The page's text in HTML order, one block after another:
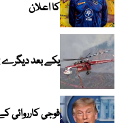
کا اعلان
یکے بعد دیگرے 2 ہیلی کاپٹر گر کر تباہ؛ متعدد ہلاکتیں
فوجی کارروائی